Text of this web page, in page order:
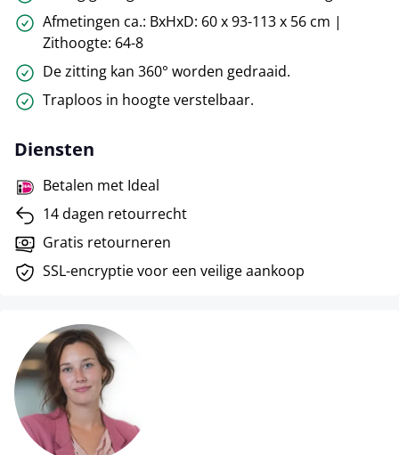
Afmetingen ca.: BxHxD: 60 x 93-113 x 56 cm |
Zithoogte: 64-8
De zitting kan 360° worden gedraaid.
Traploos in hoogte verstelbaar.
Diensten
Betalen met Ideal
14 dagen retourrecht
Gratis retourneren
SSL-encryptie voor een veilige aankoop